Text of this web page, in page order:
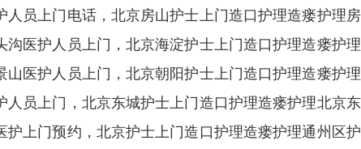
员上门电话，北京房山护士上门造口护理造瘘护理
医护人员上门，北京海淀护士上门造口护理造瘘护
医护人员上门，北京朝阳护士上门造口护理造瘘护
员上门，北京东城护士上门造口护理造瘘护理北京
上门预约，北京护士上门造口护理造瘘护理通州区